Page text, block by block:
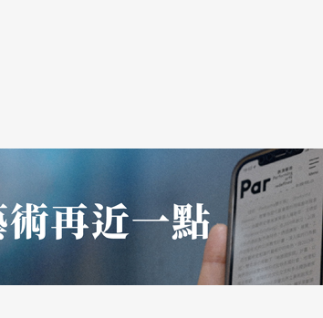
光投向經典著作或百老匯引起轟動效應的劇
〇年代大不相同，戲劇的調整與轉變幾乎
多少淸醒的自覺？的確，排練、演出的場
國家劇院、公共電視等文敎機構設有各種
。但外部環境的更爲寬鬆並不等於劇場工
有利於劇場的發展尙有待質疑。在這個紅